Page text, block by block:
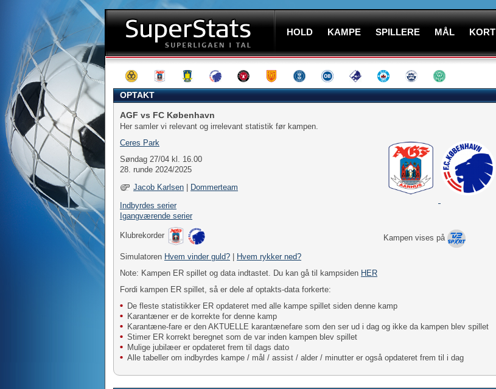
HOLD KAMPE SPILLERE MÅL KORT
OPTAKT
AGF vs FC København
Her samler vi relevant og irrelevant statistik før kampen.
Kampen vises på
Ceres Park
Søndag 27/04 kl. 16.00
28. runde 2024/2025
Jacob Karlsen
Dommerteam
Indbyrdes serier
Igangværende serier
Klubrekorder
Simulatoren Hvem vinder guld?
Hvem rykker ned?
Note: Kampen ER spillet og data indtastet. Du kan gå til kampsiden HER
Fordi kampen ER spillet, så er dele af optakts-data forkerte:
De fleste statistikker ER opdateret med alle kampe spillet siden denne kamp
Karantæner er de korrekte for denne kamp
Karantæne-fare er den AKTUELLE karantænefare som den ser ud i dag og ikke da kampen blev spillet
Stimer ER korrekt beregnet som de var inden kampen blev spillet
Mulige jubilæer er opdateret frem til dags dato
Alle tabeller om indbyrdes kampe / mål / assist / alder / minutter er også opdateret frem til i dag